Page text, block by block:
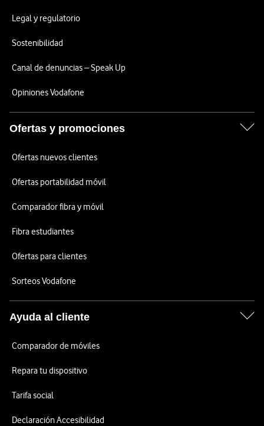
Legal y regulatorio
Sostenibilidad
Canal de denuncias – Speak Up
Opiniones Vodafone
Ofertas y promociones
Ofertas nuevos clientes
Ofertas portabilidad móvil
Comparador fibra y móvil
Fibra estudiantes
Ofertas para clientes
Sorteos Vodafone
Ayuda al cliente
Comparador de móviles
Repara tu dispositivo
Tarifa social
Declaración Accesibilidad